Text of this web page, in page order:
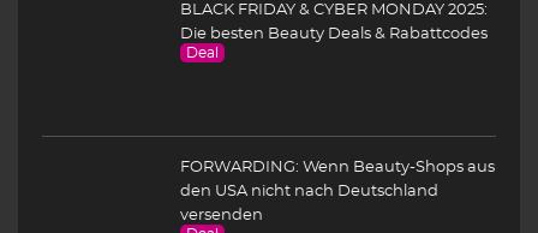
BLACK FRIDAY & CYBER MONDAY 2025:
Die besten Beauty Deals & Rabattcodes
Deal
FORWARDING: Wenn Beauty-Shops aus
den USA nicht nach Deutschland
versenden